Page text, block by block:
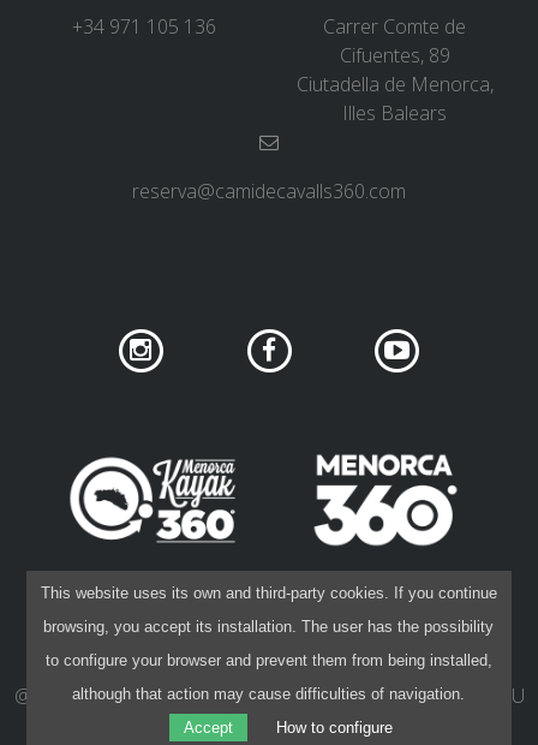
+34 971 105 136
Carrer Comte de
Cifuentes, 89
Ciutadella de Menorca,
Illes Balears
reserva@camidecavalls360.com
LEGAL DISCLAIMER
@ 2015-26 40 NORD·DESIGN:IVAN KHANET·CODE:
PAU
CAPÓ
This website uses its own and third-party cookies. If you continue
browsing, you accept its installation. The user has the possibility
to configure your browser and prevent them from being installed,
although that action may cause difficulties of navigation.
Accept
How to configure